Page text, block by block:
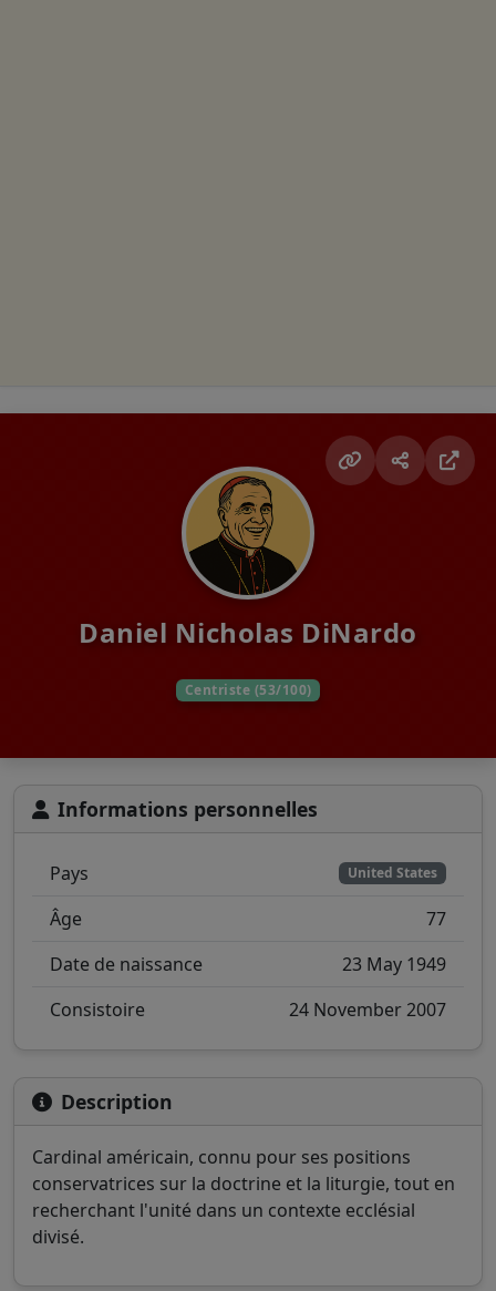
Daniel Nicholas DiNardo
Centriste (53/100)
Informations personnelles
Pays United States
Âge
77
Date de naissance
23 May 1949
Consistoire
24 November 2007
Description
Cardinal américain, connu pour ses positions
conservatrices sur la doctrine et la liturgie, tout en
recherchant l'unité dans un contexte ecclésial
divisé.